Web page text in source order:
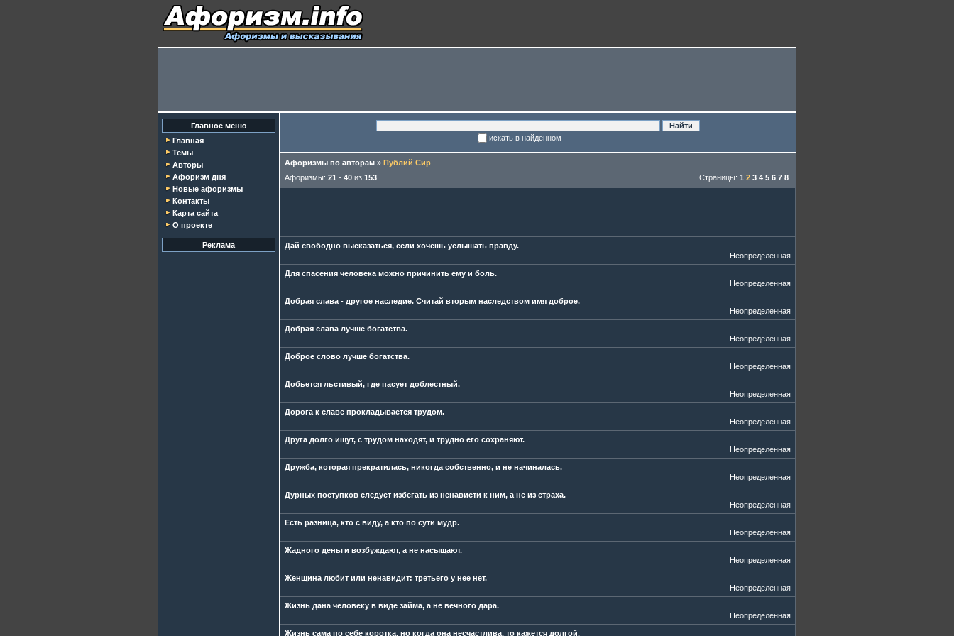
Главное меню
Главная
Темы
Авторы
Афоризм дня
Новые афоризмы
Контакты
Карта сайта
О проекте
Реклама
искать в найденном
Афоризмы по авторам » Публий Сир
Афоризмы: 21 - 40 из 153 Страницы: 1 2 3 4 5 6 7 8
Дай свободно высказаться, если хочешь услышать правду.
Неопределенная
Для спасения человека можно причинить ему и боль.
Неопределенная
Добрая слава - другое наследие. Считай вторым наследством имя доброе.
Неопределенная
Добрая слава лучше богатства.
Неопределенная
Доброе слово лучше богатства.
Неопределенная
Добьется льстивый, где пасует доблестный.
Неопределенная
Дорога к славе прокладывается трудом.
Неопределенная
Друга долго ищут, с трудом находят, и трудно его сохраняют.
Неопределенная
Дружба, которая прекратилась, никогда собственно, и не начиналась.
Неопределенная
Дурных поступков следует избегать из ненависти к ним, а не из страха.
Неопределенная
Есть разница, кто с виду, а кто по сути мудр.
Неопределенная
Жадного деньги возбуждают, а не насыщают.
Неопределенная
Женщина любит или ненавидит: третьего у нее нет.
Неопределенная
Жизнь дана человеку в виде займа, а не вечного дара.
Неопределенная
Жизнь сама по себе коротка, но когда она несчастлива, то кажется долгой.